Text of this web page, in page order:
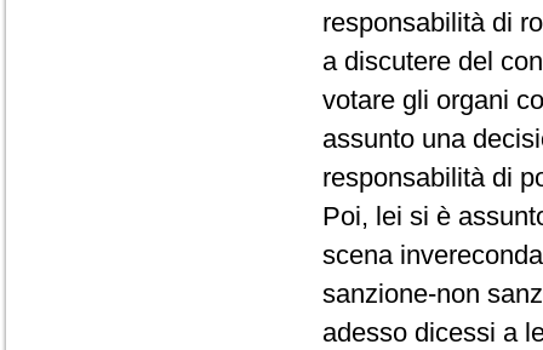
responsabilità di
a discutere del
votare gli organi
assunto una
responsabilità di
Poi, lei si è
scena
sanzione-non
adesso dicessi a